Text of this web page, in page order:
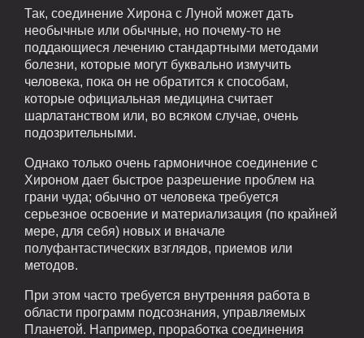
Так, соединение Хирона с Луной может дать
необычные или обычные, но почему-то не
поддающиеся лечению стандартными методами
болезни, которые могут буквально измучить
человека, пока он не обратится к способам,
которые официальная медицина считает
шарлатанством или, во всяком случае, очень
подозрительными.
Однако только очень гармоничное соединение с
Хироном дает быстрое разрешение проблем на
грани чуда; обычно от человека требуется
серьезное освоение и материализация (по крайней
мере, для себя) новых и вначале
полуфантастических взглядов, приемов или
методов.
При этом часто требуется внутренняя работа в
области программ подсознания, управляемых
Планетой. Например, проработка соединения